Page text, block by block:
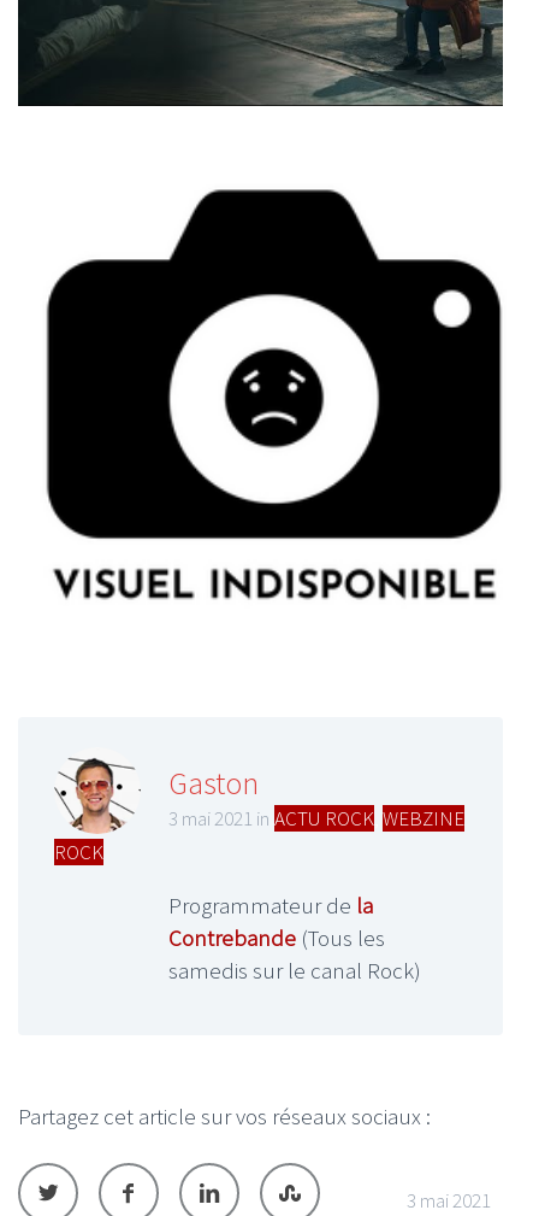
Gaston
3 mai 2021 in ACTU ROCK WEBZINE
ROCK
Programmateur de la
Contrebande (Tous les
samedis sur le canal Rock)
Partagez cet article sur vos réseaux sociaux :
3 mai 2021